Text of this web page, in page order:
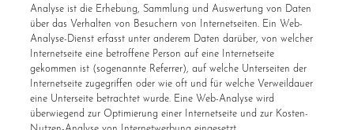
Analyse ist die Erhebung, Sammlung und Auswertung von Daten
über das Verhalten von Besuchern von Internetseiten. Ein Web-
Analyse-Dienst erfasst unter anderem Daten darüber, von welcher
Internetseite eine betroffene Person auf eine Internetseite
gekommen ist (sogenannte Referrer), auf welche Unterseiten der
Internetseite zugegriffen oder wie oft und für welche Verweildauer
eine Unterseite betrachtet wurde. Eine Web-Analyse wird
überwiegend zur Optimierung einer Internetseite und zur Kosten-